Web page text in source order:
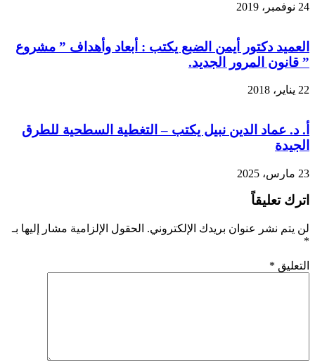
24 نوفمبر، 2019
العميد دكتور أيمن الضبع يكتب : أبعاد وأهداف ” مشروع
” قانون المرور الجديد.
22 يناير، 2018
أ. د. عماد الدين نبيل يكتب – التغطية السطحية للطرق
الجيدة
23 مارس، 2025
اترك تعليقاً
لن يتم نشر عنوان بريدك الإلكتروني. الحقول الإلزامية مشار إليها بـ
*
التعليق *